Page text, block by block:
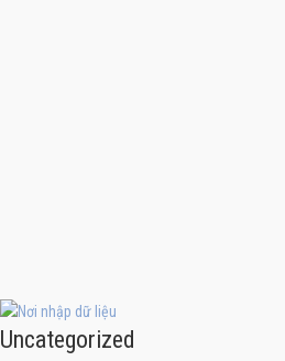
Uncategorized